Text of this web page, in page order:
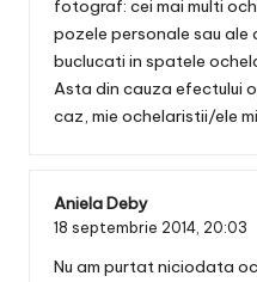
fotograf: cei mai multi
pozele personale sau ale
buclucati in spatele
Asta din cauza efectului
caz, mie ochelaristii/ele
Aniela Deby
18 septembrie 2014, 20:03
Nu am purtat niciodata